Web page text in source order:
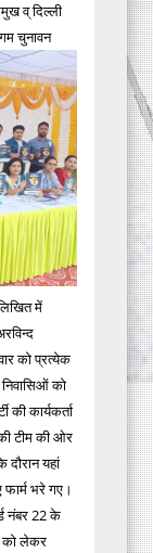
व् दिल्ली
चुनावन
में
को प्रत्येक
को
कार्यकर्ता
टीम की ओर
यहां
भरे गए।
नंबर 22 के
को लेकर